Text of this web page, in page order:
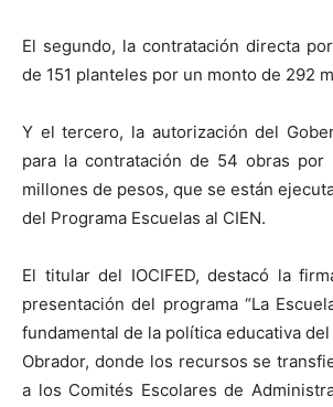
El segundo, la contratación directa
de 151 planteles por un monto de 292
Y el tercero, la autorización del
para la contratación de 54 obras por
millones de pesos, que se están
del Programa Escuelas al CIEN.
El titular del IOCIFED, destacó la
presentación del programa “La
fundamental de la política educativa
Obrador, donde los recursos se
a los Comités Escolares de